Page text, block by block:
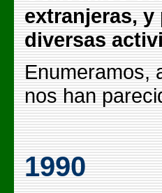
extranjeras,
diversas
Enumeramos,
nos han
1990